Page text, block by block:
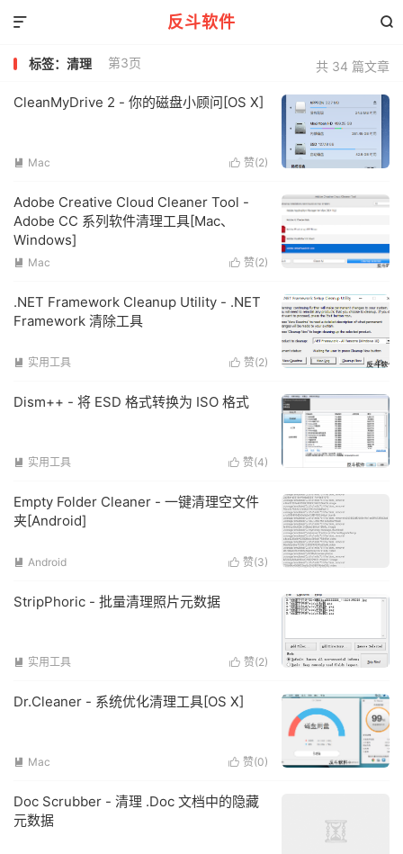
反斗软件 

共 34 篇文章
标签：清理 第3页
CleanMyDrive 2 - 你的磁盘小顾问[OS X]
 赞(2)
 Mac
Adobe Creative Cloud Cleaner Tool -
Adobe CC 系列软件清理工具[Mac、
Windows]
 赞(2)
 Mac
.NET Framework Cleanup Utility - .NET
Framework 清除工具
 赞(2)
 实用工具
Dism++ - 将 ESD 格式转换为 ISO 格式
 赞(4)
 实用工具
Empty Folder Cleaner - 一键清理空文件
夹[Android]
 赞(3)
 Android
StripPhoric - 批量清理照片元数据
 赞(2)
 实用工具
Dr.Cleaner - 系统优化清理工具[OS X]
 赞(0)
 Mac
Doc Scrubber - 清理 .Doc 文档中的隐藏
元数据